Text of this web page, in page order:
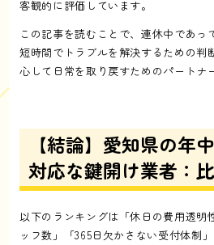
客観的に評価しています。
この記事を読むことで、連休中であっ
短時間でトラブルを解決するための判
心して日常を取り戻すためのパートナ
【結論】愛知県の年
対応な鍵開け業者：
以下のランキングは「休日の費用透明
ッフ数」「365日欠かさない受付体制